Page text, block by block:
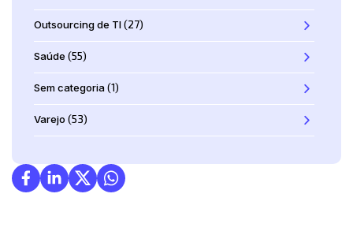
Outsourcing de TI(27)
Saúde (55)
Sem categoria(1)
Varejo (53)